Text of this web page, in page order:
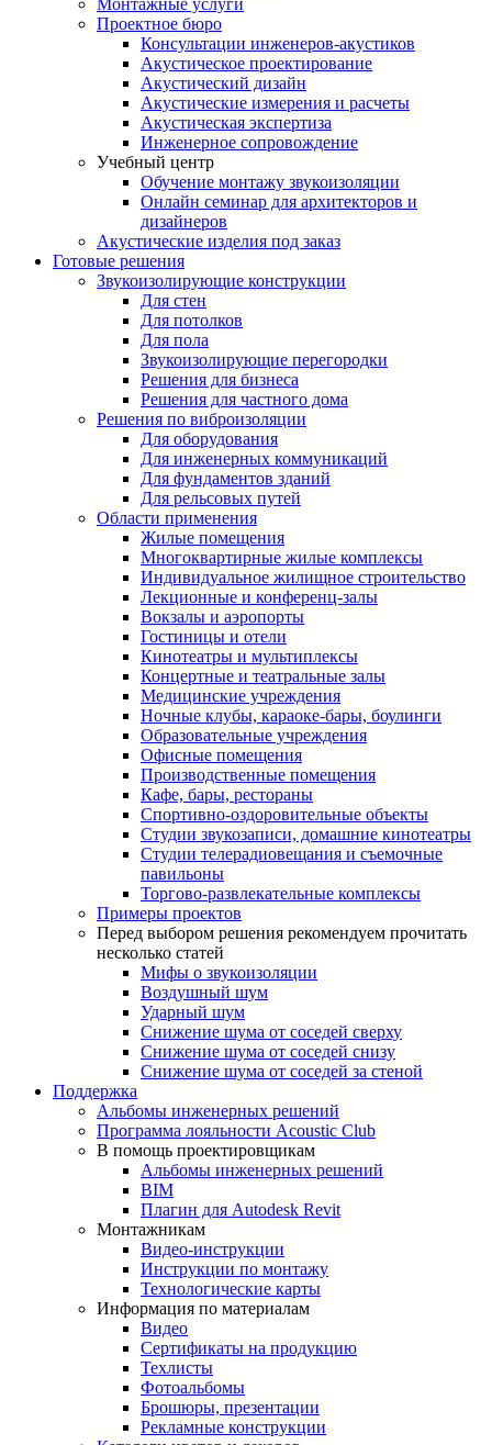
Монтажные услуги
Проектное бюро
Консультации инженеров-акустиков
Акустическое проектирование
Акустический дизайн
Акустические измерения и расчеты
Акустическая экспертиза
Инженерное сопровождение
Учебный центр
Обучение монтажу звукоизоляции
Онлайн семинар для архитекторов и
дизайнеров
Акустические изделия под заказ
Готовые решения
Звукоизолирующие конструкции
Для стен
Для потолков
Для пола
Звукоизолирующие перегородки
Решения для бизнеса
Решения для частного дома
Решения по виброизоляции
Для оборудования
Для инженерных коммуникаций
Для фундаментов зданий
Для рельсовых путей
Области применения
Жилые помещения
Многоквартирные жилые комплексы
Индивидуальное жилищное строительство
Лекционные и конференц-залы
Вокзалы и аэропорты
Гостиницы и отели
Кинотеатры и мультиплексы
Концертные и театральные залы
Медицинские учреждения
Ночные клубы, караоке-бары, боулинги
Образовательные учреждения
Офисные помещения
Производственные помещения
Кафе, бары, рестораны
Спортивно-оздоровительные объекты
Студии звукозаписи, домашние кинотеатры
Студии телерадиовещания и съемочные
павильоны
Торгово-развлекательные комплексы
Примеры проектов
Перед выбором решения рекомендуем прочитать
несколько статей
Мифы о звукоизоляции
Воздушный шум
Ударный шум
Снижение шума от соседей сверху
Снижение шума от соседей снизу
Снижение шума от соседей за стеной
Поддержка
Альбомы инженерных решений
Программа лояльности Acoustic Club
В помощь проектировщикам
Альбомы инженерных решений
BIM
Плагин для Autodesk Revit
Монтажникам
Видео-инструкции
Инструкции по монтажу
Технологические карты
Информация по материалам
Видео
Сертификаты на продукцию
Техлисты
Фотоальбомы
Брошюры, презентации
Рекламные конструкции